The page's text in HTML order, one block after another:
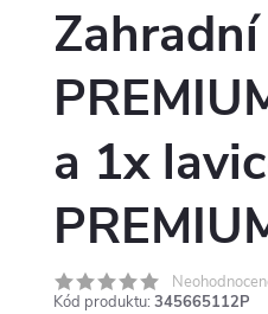
a 1x
Kód produktu: 345665112P